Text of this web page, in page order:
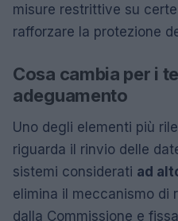
misure restrittive su
rafforzare la protezione
Cosa cambia per i
adeguamento
Uno degli elementi più
riguarda il rinvio delle
sistemi considerati ad
elimina il meccanismo di
dalla Commissione e